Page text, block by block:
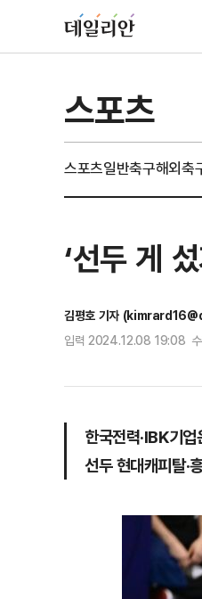
스포츠
스포츠일반축구해외축
‘선두 게
김평호 기자
입력 2024.12.08 19:08
한국전력·IBK기
선두 현대캐피탈·